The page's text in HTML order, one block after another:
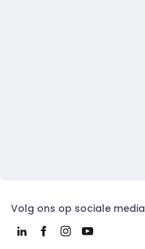
Volg ons op sociale media